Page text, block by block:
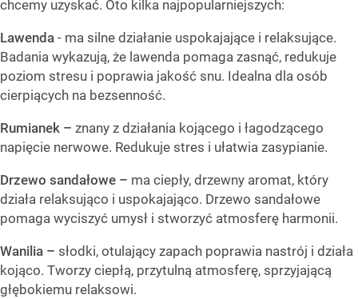
chcemy uzyskać. Oto kilka najpopularniejszych:
Lawenda - ma silne działanie uspokajające i relaksujące.
Badania wykazują, że lawenda pomaga zasnąć, redukuje
poziom stresu i poprawia jakość snu. Idealna dla osób
cierpiących na bezsenność.
Rumianek – znany z działania kojącego i łagodzącego
napięcie nerwowe. Redukuje stres i ułatwia zasypianie.
Drzewo sandałowe – ma ciepły, drzewny aromat, który
działa relaksująco i uspokajająco. Drzewo sandałowe
pomaga wyciszyć umysł i stworzyć atmosferę harmonii.
Wanilia – słodki, otulający zapach poprawia nastrój i działa
kojąco. Tworzy ciepłą, przytulną atmosferę, sprzyjającą
głębokiemu relaksowi.